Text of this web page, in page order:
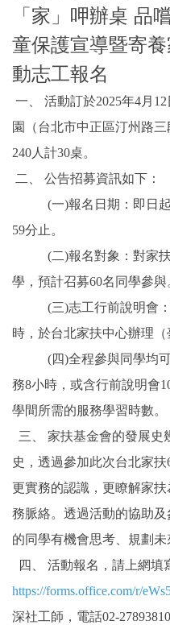
「家」呷辦桌 品
童保護宣導暨寄
動志工報名
一、 活動訂於2025年4月
園（台北市中正區汀州路
240人計30桌。
二、 公告招募資訊如下：
(一)報名日期：即日起
59分止。
(二)報名對象：對家扶
學，預計召募60名同學參與
(三)志工行前說明會：
時，於台北家扶中心辦理（
(四)全程參與同學均可
務8小時，或含行前說明會
學間所需的服務學習時數。
三、 家扶基金會的發展史
史，透過參加此次台北家
更實務的認識，更瞭解家
務脈絡。透過活動的協助
的同學有機會思考、規劃未
四、 活動報名，請上網填
https://forms.office.com/r/
深社工師，電話02-27893810